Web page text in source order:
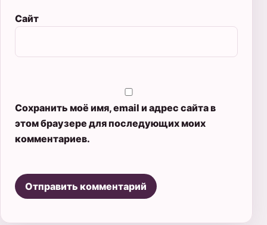
Сайт
Сохранить моё имя, email и адрес сайта в
этом браузере для последующих моих
комментариев.